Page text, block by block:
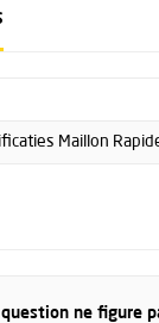
Maillon
ne figure